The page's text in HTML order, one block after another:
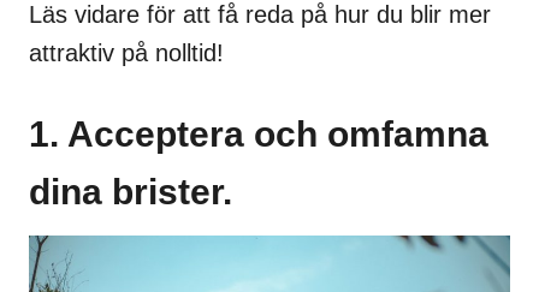
Läs vidare för att få reda på hur du blir mer
attraktiv på nolltid!
1. Acceptera och omfamna
dina brister.